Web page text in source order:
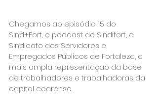
Chegamos ao episódio 15 do
Sind+Fort, o podcast do Sindifort, o
Sindicato dos Servidores e
Empregados Públicos de Fortaleza, a
mais ampla representação da base
de trabalhadores e trabalhadoras da
capital cearense.